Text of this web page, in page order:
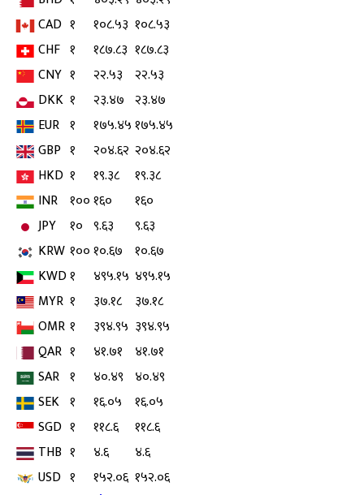
CAD १ १०८.५३ १०८.५३
CHF १ १८७.८३ १८७.८३
CNY १ २२.५३
२२.५३
DKK १ २३.४७ २३.४७
EUR १ १७५.४५१७५.४५
GBP १ २०४.६२ २०४.६२
HKD १ १९.३८
१९.३८
INR १००१६०
१६०
JPY
१० ९.६३
९.६३
KRW १००१०.६७ १०.६७
KWD१ ४९५.१५ ४९५.१५
MYR १ ३७.१८
३७.१८
OMR १ ३९४.९५ ३९४.९५
QAR १ ४१.७१
४१.७१
SAR १ ४०.४९ ४०.४९
SEK १ १६.०५
१६.०५
SGD १ ११८.६
११८.६
THB १ ४.६
४.६
USD १ १५२.०६ १५२.०६